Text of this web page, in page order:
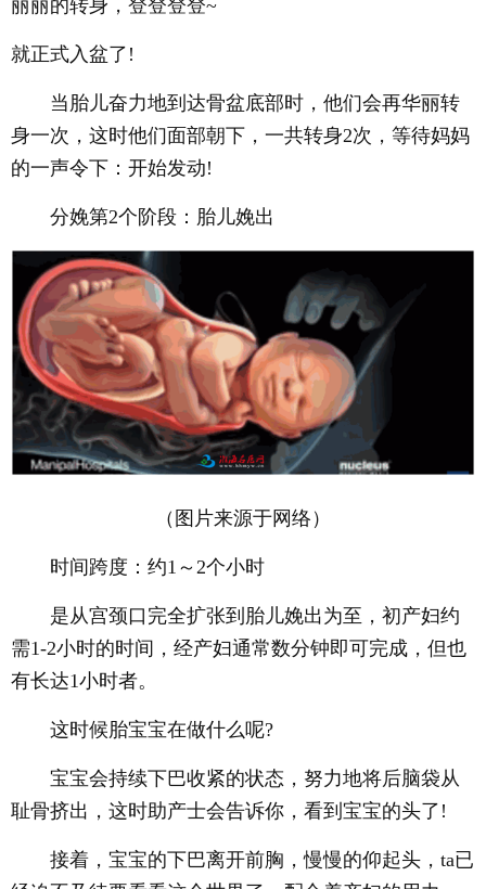
丽丽的转身，登登登登~
就正式入盆了!
当胎儿奋力地到达骨盆底部时，他们会再华丽转
身一次，这时他们面部朝下，一共转身2次，等待妈妈
的一声令下：开始发动!
分娩第2个阶段：胎儿娩出
（图片来源于网络）
时间跨度：约1～2个小时
是从宫颈口完全扩张到胎儿娩出为至，初产妇约
需1-2小时的时间，经产妇通常数分钟即可完成，但也
有长达1小时者。
这时候胎宝宝在做什么呢?
宝宝会持续下巴收紧的状态，努力地将后脑袋从
耻骨挤出，这时助产士会告诉你，看到宝宝的头了!
接着，宝宝的下巴离开前胸，慢慢的仰起头，ta已